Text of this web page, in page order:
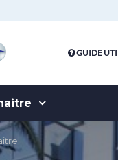
Bourse
GUIDE